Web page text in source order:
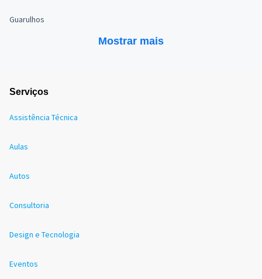
Guarulhos
Mostrar mais
Serviços
Assistência Técnica
Aulas
Autos
Consultoria
Design e Tecnologia
Eventos